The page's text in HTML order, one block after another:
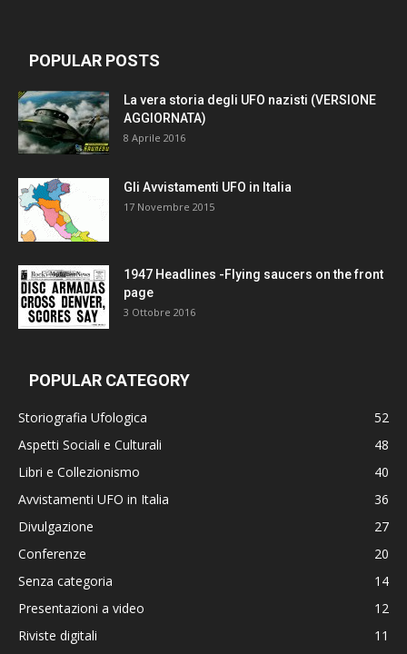
POPULAR POSTS
La vera storia degli UFO nazisti (VERSIONE
AGGIORNATA)
8 Aprile 2016
Gli Avvistamenti UFO in Italia
17 Novembre 2015
1947 Headlines -Flying saucers on the front
page
3 Ottobre 2016
POPULAR CATEGORY
Storiografia Ufologica
52
Aspetti Sociali e Culturali
48
Libri e Collezionismo
40
Avvistamenti UFO in Italia
36
Divulgazione
27
Conferenze
20
Senza categoria
14
Presentazioni a video
12
Riviste digitali
11